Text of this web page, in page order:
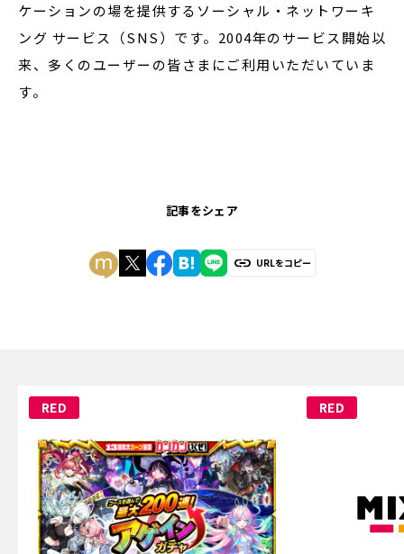
ケーションの場を提供するソーシャル・ネットワーキ
ング サービス（SNS）です。2004年のサービス開始以
来、多くのユーザーの皆さまにご利用いただいていま
す。
記事をシェア
URLをコピー
RED RED